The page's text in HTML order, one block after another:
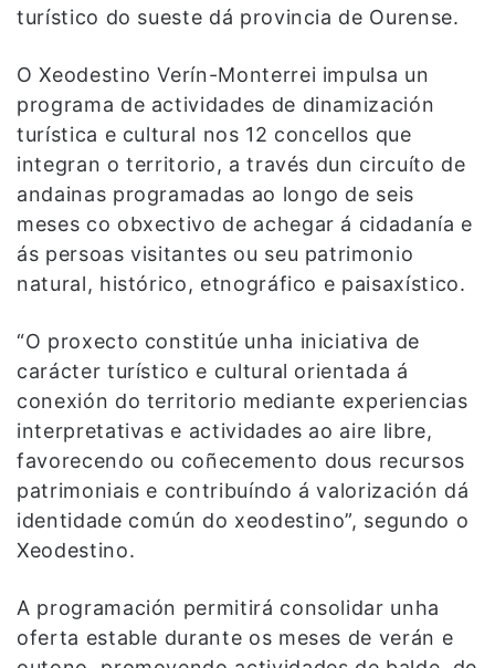
turístico do sueste dá provincia de Ourense.
O Xeodestino Verín-Monterrei impulsa un
programa de actividades de dinamización
turística e cultural nos 12 concellos que
integran o territorio, a través dun circuíto de
andainas programadas ao longo de seis
meses co obxectivo de achegar á cidadanía e
ás persoas visitantes ou seu patrimonio
natural, histórico, etnográfico e paisaxístico.
“O proxecto constitúe unha iniciativa de
carácter turístico e cultural orientada á
conexión do territorio mediante experiencias
interpretativas e actividades ao aire libre,
favorecendo ou coñecemento dous recursos
patrimoniais e contribuíndo á valorización dá
identidade común do xeodestino”, segundo o
Xeodestino.
A programación permitirá consolidar unha
oferta estable durante os meses de verán e